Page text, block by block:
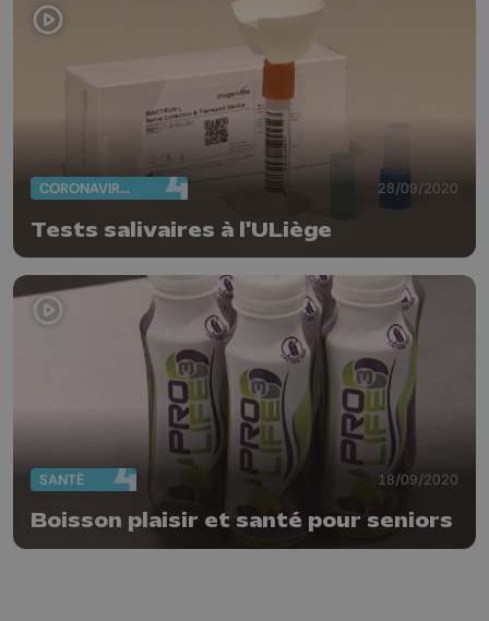
CORONAVIRUS 28/09/2020
Tests salivaires à l'ULiège
SANTÉ 18/09/2020
Boisson plaisir et santé pour seniors